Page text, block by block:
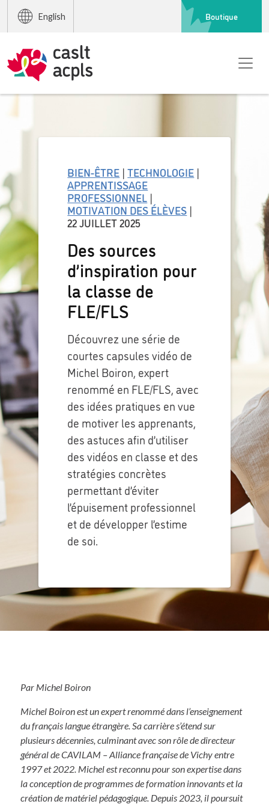
English Boutique
BIEN-ÊTRE | TECHNOLOGIE |
APPRENTISSAGE
PROFESSIONNEL |
MOTIVATION DES ÉLÈVES |
22 JUILLET 2025
Des sources
d’inspiration pour
la classe de
FLE/FLS
Découvrez une série de
courtes capsules vidéo de
Michel Boiron, expert
renommé en FLE/FLS, avec
des idées pratiques en vue
de motiver les apprenants,
des astuces afin d’utiliser
des vidéos en classe et des
stratégies concrètes
permettant d’éviter
l’épuisement professionnel
et de développer l’estime
de soi.
Par Michel Boiron
Michel Boiron est un expert renommé dans l’enseignement
du français langue étrangère. Sa carrière s’étend sur
plusieurs décennies, culminant avec son rôle de directeur
général de CAVILAM – Alliance française de Vichy entre
1997 et 2022. Michel est reconnu pour son expertise dans
la conception de programmes de formation innovants et la
création de matériel pédagogique. Depuis 2023, il poursuit